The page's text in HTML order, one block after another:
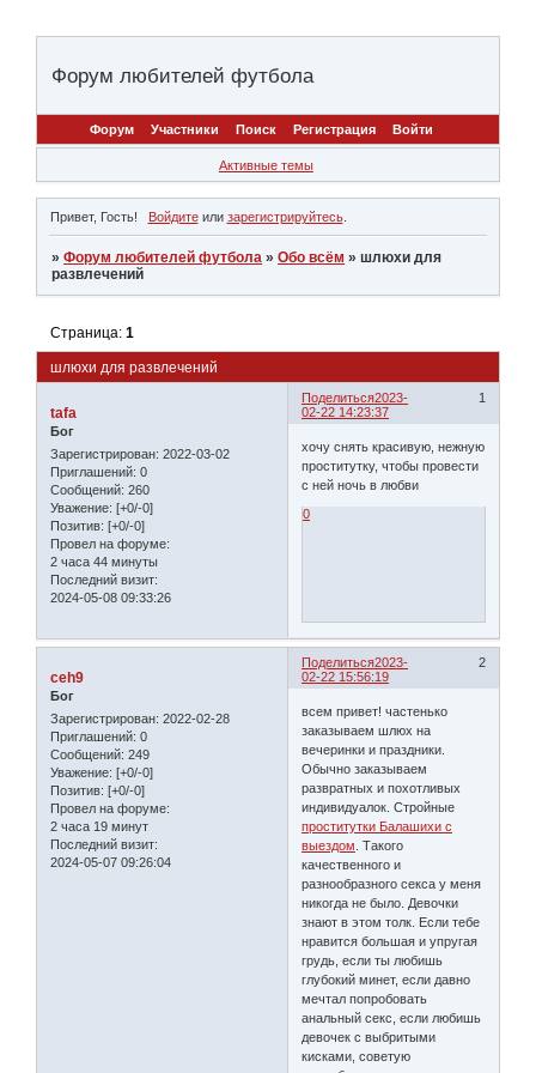
Форум любителей футбола
Форум Участники Поиск Регистрация Войти
Активные темы
Привет, Гость! Войдитеили зарегистрируйтесь.
»Форум любителей футбола »Обо всём »шлюxи для
развлечений
шлюxи для развлечений
Страница:1
Поделиться 1
2023-
02-22 14:23:37
tafa
Бог
Зарегистрирован: 2022-03-02
Приглашений: 0
Сообщений: 260
Уважение: [+0/-0]
Позитив: [+0/-0]
Провел на форуме:
2 часа 44 минуты
Последний визит:
2024-05-08 09:33:26
хочу снять красивую, нежную
проститутку, чтобы провести
с ней ночь в любви
0
Поделиться 2
2023-
02-22 15:56:19
ceh9
Бог
Зарегистрирован: 2022-02-28
Приглашений: 0
Сообщений: 249
Уважение: [+0/-0]
Позитив: [+0/-0]
Провел на форуме:
2 часа 19 минут
Последний визит:
2024-05-07 09:26:04
всем привет! частенько
заказываем шлюх на
вечеринки и праздники.
Обычно заказываем
развратных и похотливых
индивидуалок. Стройные
проститутки Балашихи с
выездом . Такого
качественного и
разнообразного секса у меня
никогда не было. Девочки
знают в этом толк. Если тебе
нравится большая и упругая
грудь, если ты любишь
глубокий минет, если давно
мечтал попробовать
анальный секс, если любишь
девочек с выбритыми
кисками, советую